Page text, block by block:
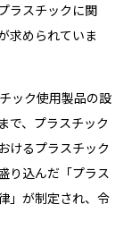
ラスチックに関
求められていま
ック使用製品の設
で、プラスチック
けるプラスチック
り込んだ「プラス
」が制定され、令